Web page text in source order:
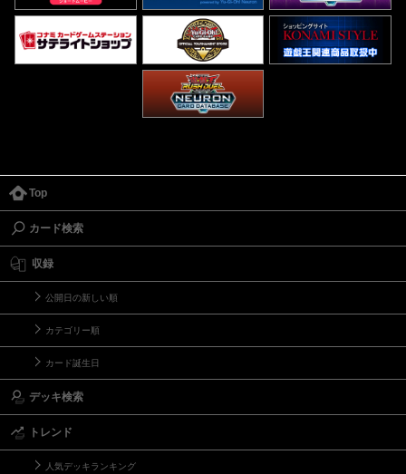
Top
カード検索
収録
公開日の新しい順
カテゴリー順
カード誕生日
デッキ検索
トレンド
人気デッキランキング